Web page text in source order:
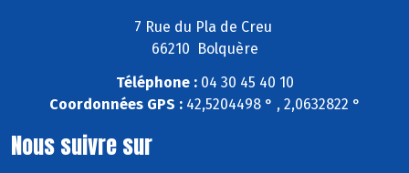
7 Rue du Pla de Creu
66210 Bolquère
Téléphone :04 30 45 40 10
Coordonnées GPS :42,5204498 ° , 2,0632822 °
Nous suivre sur